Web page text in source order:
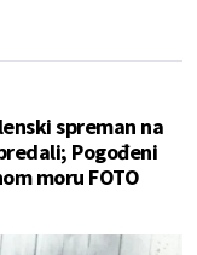
spreman na
Pogođeni
moru FOTO